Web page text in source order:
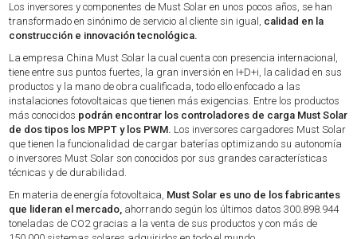
Los inversores y componentes de Must Solar en unos pocos años, se han
transformado en sinónimo de servicio al cliente sin igual, calidad en la
construcción e innovación tecnológica.
La empresa China Must Solar la cual cuenta con presencia internacional,
tiene entre sus puntos fuertes, la gran inversión en I+D+i, la calidad en sus
productos y la mano de obra cualificada, todo ello enfocado a las
instalaciones fotovoltaicas que tienen más exigencias. Entre los productos
más conocidos podrán encontrar los controladores de carga Must Solar
de dos tipos los MPPT y los PWM. Los inversores cargadores Must Solar
que tienen la funcionalidad de cargar baterías optimizando su autonomía
o inversores Must Solar son conocidos por sus grandes características
técnicas y de durabilidad.
En materia de energía fotovoltaica, Must Solar es uno de los fabricantes
que lideran el mercado, ahorrando según los últimos datos 300.898.944
toneladas de CO2 gracias a la venta de sus productos y con más de